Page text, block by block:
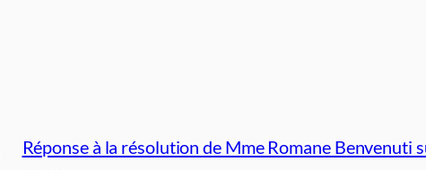
Réponse à la résolution de Mme Romane Benvenuti